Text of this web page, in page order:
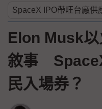
Elon Musk
敘事
民入場券？